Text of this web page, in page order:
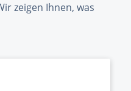
zeigen Ihnen, was